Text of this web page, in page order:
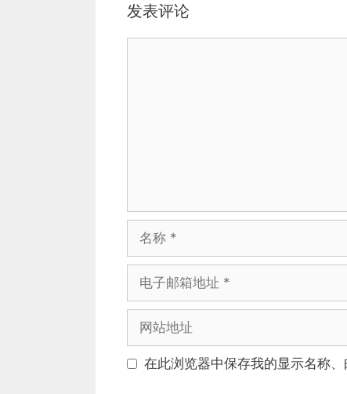
发表评论
邮
址
地 在此浏览器中保存我的显示名称